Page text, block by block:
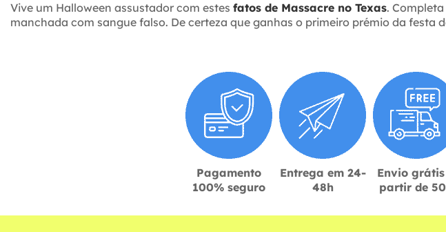
Vive um Halloween assustador com estes fatos de Massacre no Texas.
manchada com sangue falso. De certeza que ganhas o primeiro prémio da festa
Pagamento
100% seguro
Entrega em 24-
48h
Envio
partir de